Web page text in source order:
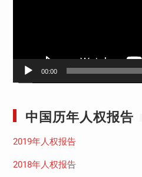
00:00
中国历年人权报告
2019年人权报告
2018年人权报告